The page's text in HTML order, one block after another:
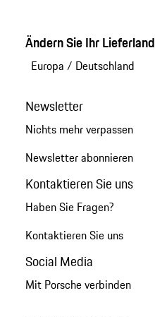
Ändern Sie Ihr Lieferland
Europa / Deutschland
Newsletter
Nichts mehr verpassen
Newsletter abonnieren
Kontaktieren Sie uns
Haben Sie Fragen?
Kontaktieren Sie uns
Social Media
Mit Porsche verbinden